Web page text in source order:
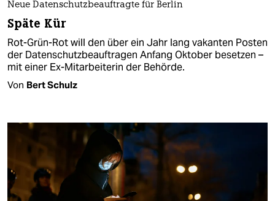
Neue Datenschutzbeauftragte für Berlin
Späte Kür
Rot-Grün-Rot will den über ein Jahr lang vakanten Posten
der Datenschutzbeauftragen Anfang Oktober besetzen –
mit einer Ex-Mitarbeiterin der Behörde.
Von Bert Schulz